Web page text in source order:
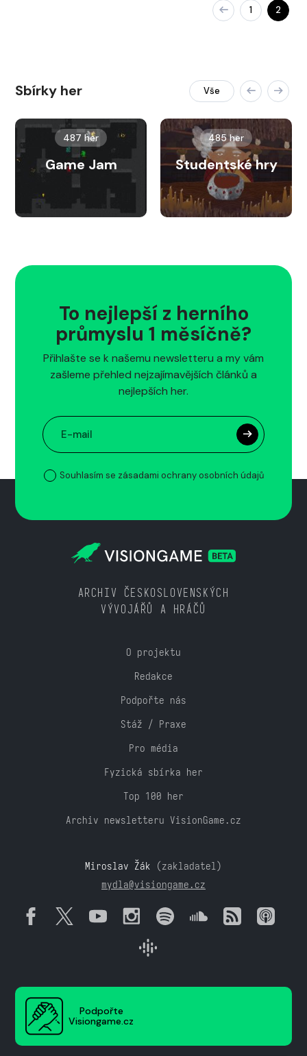
1 2
Sbírky her Vše
487 her
Game Jam
485 her
Studentské hry
To nejlepší z herního
průmyslu 1 měsíčně?
Přihlašte se k našemu newsletteru a my vám
zašleme přehled nejzajímavějších článků a
nejlepších her.
Souhlasím se zásadami ochrany osobních údajů
ARCHIV ČESKOSLOVENSKÝCH
VÝVOJÁŘŮ A HRÁČŮ
O projektu
Redakce
Podpořte nás
Stáž / Praxe
Pro média
Fyzická sbírka her
Top 100 her
Archiv newsletteru VisionGame.cz
Miroslav Žák (zakladatel)
mydla@visiongame.cz
Podpořte
Visiongame.cz